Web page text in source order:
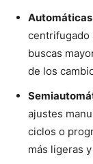
Automáticas
centrifugado
buscas
de los
ajustes
ciclos o
más ligeras